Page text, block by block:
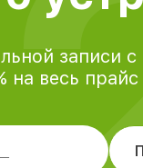
записи
на весь